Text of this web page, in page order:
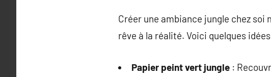
Créer une ambiance jungle chez
rêve à la réalité. Voici quelques
Papier peint vert jungle :